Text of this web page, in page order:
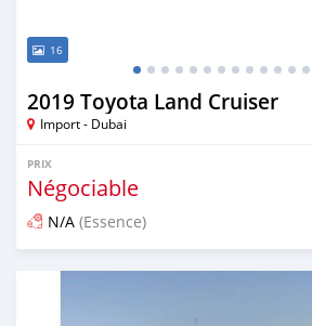
16
2019 Toyota Land Cruiser
Import - Dubai
PRIX
Négociable
N/A (Essence)
Publié il y a presque 6 ans